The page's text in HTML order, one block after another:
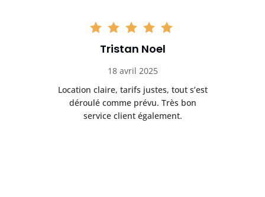
Tristan Noel
18 avril 2025
Location claire, tarifs justes, tout s’est
déroulé comme prévu. Très bon
service client également.